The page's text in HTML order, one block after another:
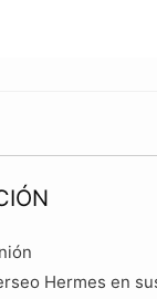
Hermes en